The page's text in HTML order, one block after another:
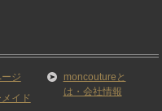
ージ
イド
moncoutureと
は・会社情報